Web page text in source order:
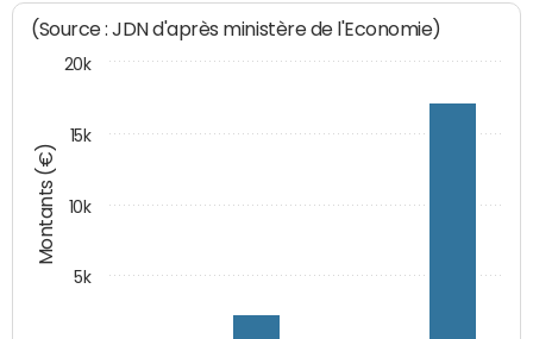
Montants (€)
(Source : JDN d'après ministère de l'Economie)
5k
10k
15k
20k